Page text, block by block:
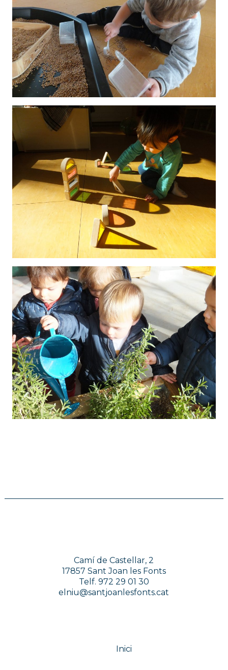
Camí de Castellar, 2
17857 Sant Joan les Fonts
Telf. 972 29 01 30
elniu@santjoanlesfonts.cat
Inici